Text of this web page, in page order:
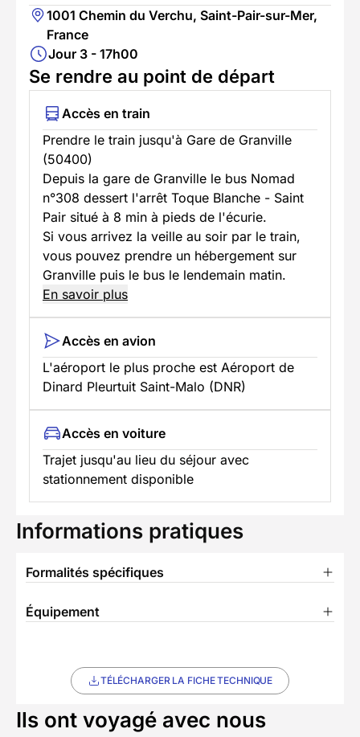
1001 Chemin du Verchu, Saint-Pair-sur-Mer,
France
Jour 3 - 17h00
Se rendre au point de départ
Accès en train
Prendre le train jusqu'à Gare de Granville
(50400)
Depuis la gare de Granville le bus Nomad
n°308 dessert l'arrêt Toque Blanche - Saint
Pair situé à 8 min à pieds de l'écurie.
Si vous arrivez la veille au soir par le train,
vous pouvez prendre un hébergement sur
Granville puis le bus le lendemain matin.
En savoir plus
Accès en avion
L'aéroport le plus proche est Aéroport de
Dinard Pleurtuit Saint-Malo (DNR)
Accès en voiture
Trajet jusqu'au lieu du séjour avec
stationnement disponible
Informations pratiques
Formalités spécifiques
Équipement
TÉLÉCHARGER LA FICHE TECHNIQUE
Ils ont voyagé avec nous